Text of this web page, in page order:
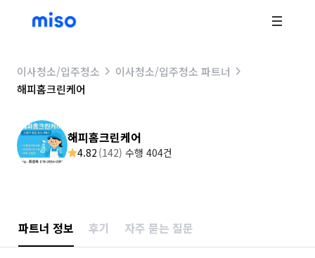
이사청소/입주청소
이사청소/입주청소 파트너
해피홈크린케어
해피홈크린케어
4.82 (142) 수행 404건
파트너 정보 후기 자주 묻는 질문